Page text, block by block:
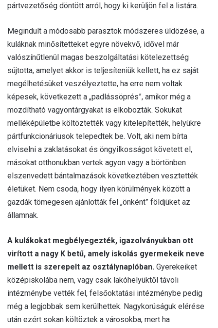
pártvezetőség döntött arról, hogy ki kerüljön fel a listára.
Megindult a módosabb parasztok módszeres üldözése, a
kuláknak minősítetteket egyre növekvő, idővel már
valószínűtlenül magas beszolgáltatási kötelezettség
sújtotta, amelyet akkor is teljesíteniük kellett, ha ez saját
megélhetésüket veszélyeztette, ha erre nem voltak
képesek, következett a „padlássöprés”, amikor még a
mozdítható vagyontárgyakat is elkobozták. Sokukat
melléképületbe költöztették vagy kitelepítették, helyükre
pártfunkcionáriusok telepedtek be. Volt, aki nem bírta
elviselni a zaklatásokat és öngyilkosságot követett el,
másokat otthonukban vertek agyon vagy a börtönben
elszenvedett bántalmazások következtében vesztették
életüket. Nem csoda, hogy ilyen körülmények között a
gazdák tömegesen ajánlották fel „önként” földjüket az
államnak.
A kulákokat megbélyegezték, igazolványukban ott
virított a nagy K betű, amely iskolás gyermekeik neve
mellett is szerepelt az osztálynaplóban. Gyerekeiket
középiskolába nem, vagy csak lakóhelyüktől távoli
intézménybe vették fel, felsőoktatási intézménybe pedig
még a legjobbak sem kerülhettek. Nagykorúságuk elérése
után ezért sokan költöztek a városokba, mert ha